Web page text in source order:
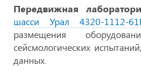
Передвижная
шасси Урал 4320-1112-
размещения
сейсмологических
данных.